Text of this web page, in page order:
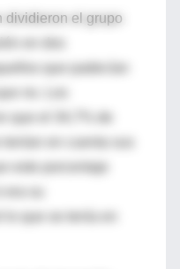
dividieron el grupo
que padecían
no. Los
que el 34,7% de
este porcentaje